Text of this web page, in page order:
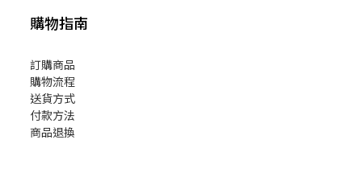
購物指南
訂購商品
購物流程
送貨方式
付款方法
商品退換